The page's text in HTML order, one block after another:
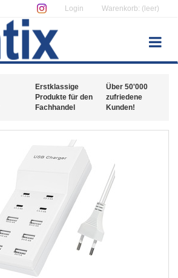
Login Warenkorb: (leer)
Erstklassige
Produkte für den
Fachhandel
Über 50'000
zufriedene
Kunden!